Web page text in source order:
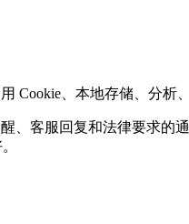
Cookie、本地存储、分析
、客服回复和法律要求